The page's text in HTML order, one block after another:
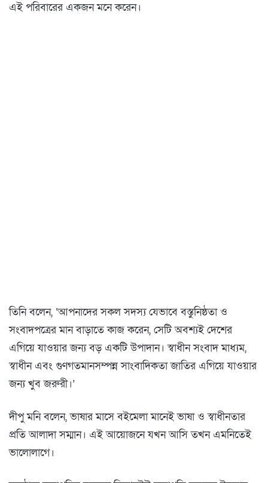
এই পরিবারের একজন মনে করেন।
তিনি বলেন, ‘আপনাদের সকল সদস্য যেভাবে বস্তুনিষ্ঠতা ও
সংবাদপত্রের মান বাড়াতে কাজ করেন, সেটি অবশ্যই দেশের
এগিয়ে যাওয়ার জন্য বড় একটি উপাদান। স্বাধীন সংবাদ মাধ্যম,
স্বাধীন এবং গুণগতমানসম্পন্ন সাংবাদিকতা জাতির এগিয়ে যাওয়ার
জন্য খুব জরুরী।’
দীপু মনি বলেন, ভাষার মাসে বইমেলা মানেই ভাষা ও স্বাধীনতার
প্রতি আলাদা সম্মান। এই আয়োজনে যখন আসি তখন এমনিতেই
ভালোলাগে।